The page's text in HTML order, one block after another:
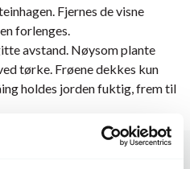
Fjernes de visne
forlenges.
avstand. Nøysom plante
tørke. Frøene dekkes kun
holdes jorden fuktig, frem til